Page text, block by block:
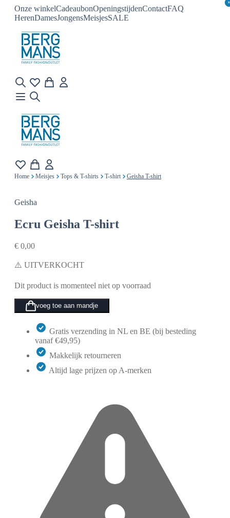
Onze winkelCadeaubonOpeningstijdenContactFAQ
HerenDamesJongensMeisjesSALE
×
×
Home Meisjes Tops & T-shirts T-shirt Geisha T-shirt
Geisha
Ecru Geisha T-shirt
€ 0,00
⚠️ UITVERKOCHT
Dit product is momenteel niet op voorraad
voeg toe aan mandje
Gratis verzending in NL en BE (bij besteding
vanaf €49,95)
Makkelijk retourneren
Altijd lage prijzen op A-merken